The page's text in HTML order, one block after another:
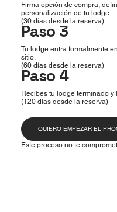
Firma opción de compra,
personalización de tu lodge.
(30 días desde la reserva)
Paso 3
Tu lodge entra formalmente
sitio.
(60 días desde la reserva)
Paso 4
Recibes tu lodge terminado y
(120 días desde la reserva)
QUIERO EMPEZAR EL
Este proceso no te